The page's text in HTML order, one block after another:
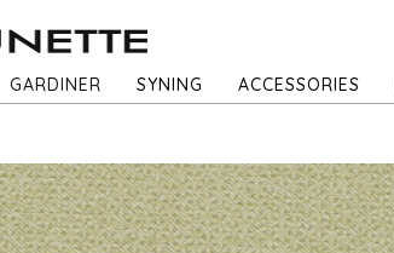
GARDINER SYNING ACCESSORIES